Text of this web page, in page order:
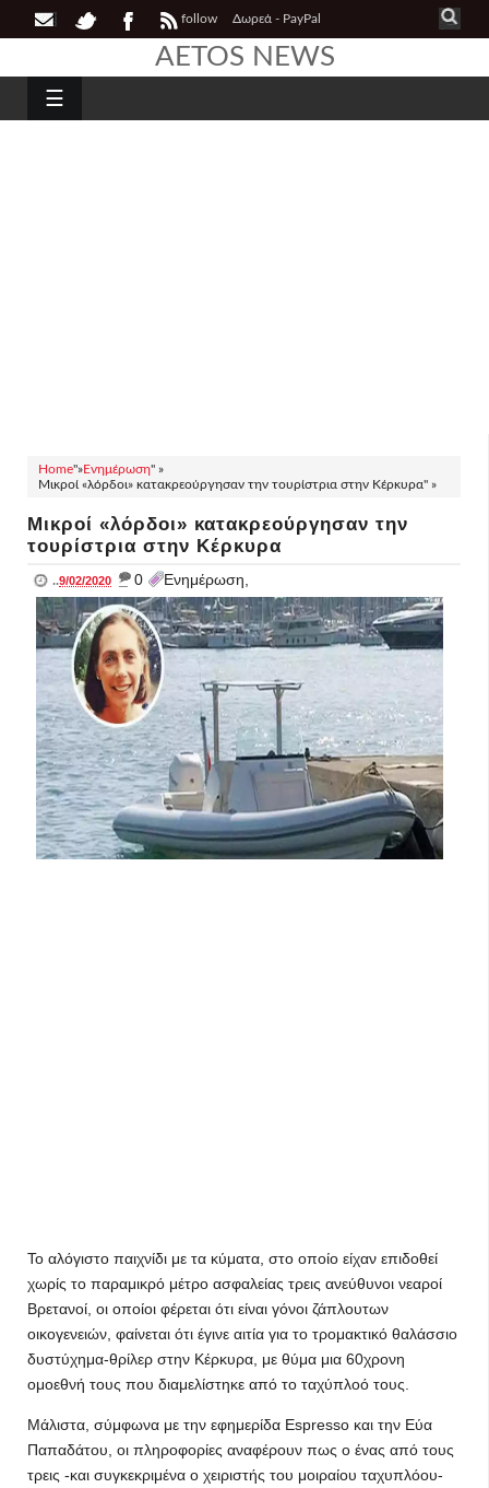
follow Δωρεά - PayPal
AETOS NEWS
☰
Home"»Ενημέρωση" »
Μικροί «λόρδοι» κατακρεούργησαν την τουρίστρια στην Κέρκυρα" »
Μικροί «λόρδοι» κατακρεούργησαν την
τουρίστρια στην Κέρκυρα
..9/02/2020 _ 0 Ενημέρωση,
Το αλόγιστο παιχνίδι με τα κύματα, στο οποίο είχαν επιδοθεί
χωρίς το παραμικρό μέτρο ασφαλείας τρεις ανεύθυνοι νεαροί
Βρετανοί, οι οποίοι φέρεται ότι είναι γόνοι ζάπλουτων
οικογενειών, φαίνεται ότι έγινε αιτία για το τρομακτικό θαλάσσιο
δυστύχημα-θρίλερ στην Κέρκυρα, με θύμα μια 60χρονη
ομοεθνή τους που διαμελίστηκε από το ταχύπλοό τους.
Μάλιστα, σύμφωνα με την εφημερίδα Espresso και την Εύα
Παπαδάτου, οι πληροφορίες αναφέρουν πως ο ένας από τους
τρεις -και συγκεκριμένα ο χειριστής του μοιραίου ταχυπλόου-